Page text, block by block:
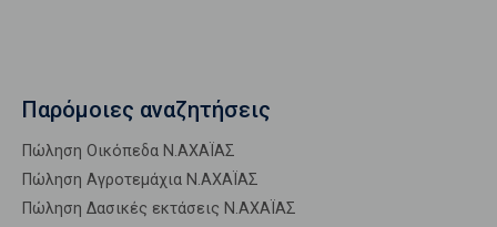
Παρόμοιες αναζητήσεις
Πώληση Οικόπεδα Ν.ΑΧΑΪΑΣ
Πώληση Αγροτεμάχια Ν.ΑΧΑΪΑΣ
Πώληση Δασικές εκτάσεις Ν.ΑΧΑΪΑΣ